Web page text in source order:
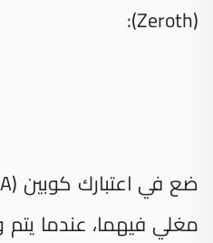
(Zeroth):
مغلي فيهما، عندما